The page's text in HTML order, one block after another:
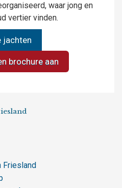
waar jong en
vertier vinden.
jachten
brochure aan
Friesland